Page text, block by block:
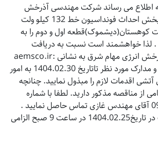
به اطلاع می رساند شرکت مهندسی آذرخش
انرژی مهام شرق در بخش احداث فونداسیون خط 132 کیلو ولت
کوهستان(دیشموک)قطعه اول و دوم را به
. لذا خواهشمند است نسبت به دریافت
اطلاعات از سایت آذرخش انرژی مهام شرق به نشانی :aemsco.ir
وتکمیل ارسال پاکات و مدارک مورد نظر تاتاریخ 1404.02.30 به امور
آتشی اقدمات لازم را مبذول نمایید. چنانچه
از مناقصه مذکور دارید. لطفا با شماره
ضمنا بازدید از سایت در تاریخ1404.02.25 در ساعت 9 صبح الزامی